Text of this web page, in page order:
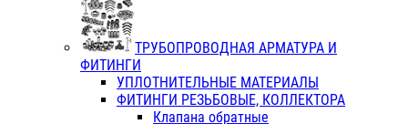
ТРУБОПРОВОДНАЯ АРМАТУРА И
ФИТИНГИ
УПЛОТНИТЕЛЬНЫЕ МАТЕРИАЛЫ
ФИТИНГИ РЕЗЬБОВЫЕ, КОЛЛЕКТОРА
Клапана обратные